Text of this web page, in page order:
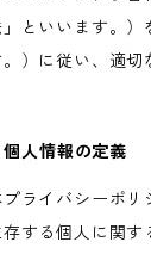
といいます。）
）に従い、適切
個人情報の定義
ライバシーポリ
する個人に関す